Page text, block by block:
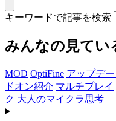
キーワードで記事を検索
みんなの見てい
MOD OptiFine アップデー
ドオン紹介 マルチプレイ
ク 大人のマイクラ思考